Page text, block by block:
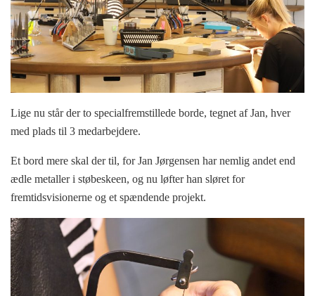
Lige nu står der to specialfremstillede borde, tegnet af Jan, hver
med plads til 3 medarbejdere.
Et bord mere skal der til, for Jan Jørgensen har nemlig andet end
ædle metaller i støbeskeen, og nu løfter han sløret for
fremtidsvisionerne og et spændende projekt.